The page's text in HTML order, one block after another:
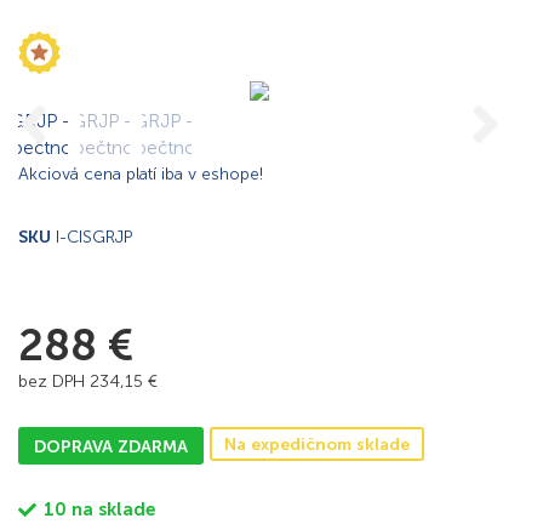
Akciová cena platí iba v eshope!
SKU I-CISGRJP
288 €
bez DPH 234,15 €
DOPRAVA ZDARMA Na expedičnom sklade
10 na sklade